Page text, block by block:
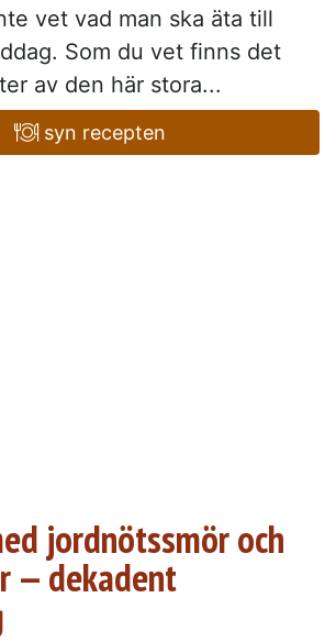
vet vad man ska äta till
Som du vet finns det
av den här stora...
syn recepten
jordnötssmör och
— dekadent